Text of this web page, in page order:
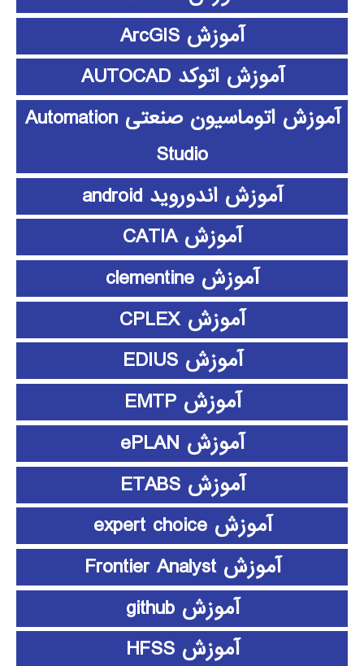
آموزش ArcGIS
آموزش اتوکد AUTOCAD
آموزش اتوماسیون صنعتی Automation
Studio
آموزش اندوروید android
آموزش CATIA
آموزش clementine
آموزش CPLEX
آموزش EDIUS
آموزش EMTP
آموزش ePLAN
آموزش ETABS
آموزش expert choice
آموزش Frontier Analyst
آموزش github
آموزش HFSS